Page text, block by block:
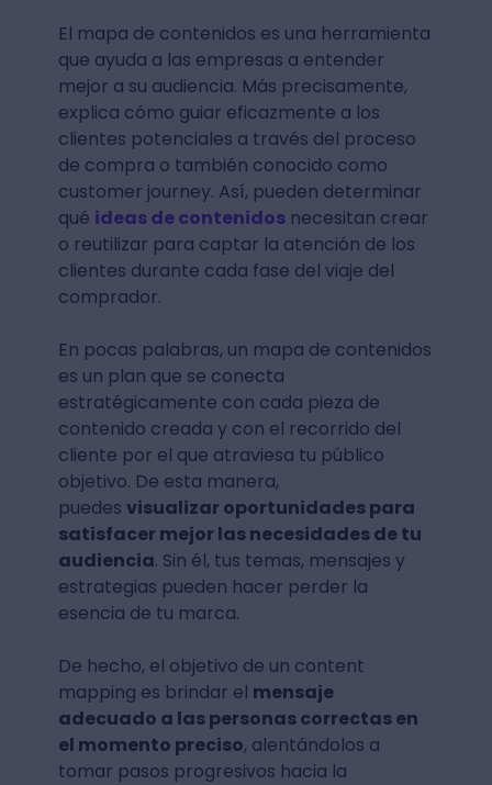
El mapa de contenidos es una herramienta
que ayuda a las empresas a entender
mejor a su audiencia. Más precisamente,
explica cómo guiar eficazmente a los
clientes potenciales a través del proceso
de compra o también conocido como
customer journey. Así, pueden determinar
qué ideas de contenidosnecesitan crear
o reutilizar para captar la atención de los
clientes durante cada fase del viaje del
comprador.
En pocas palabras, un mapa de contenidos
es un plan que se conecta
estratégicamente con cada pieza de
contenido creada y con el recorrido del
cliente por el que atraviesa tu público
objetivo. De esta manera,
puedes visualizar oportunidades para
satisfacer mejor las necesidades de tu
audiencia. Sin él, tus temas, mensajes y
estrategias pueden hacer perder la
esencia de tu marca.
De hecho, el objetivo de un content
mapping es brindar el mensaje
adecuado a las personas correctas en
el momento preciso, alentándolos a
tomar pasos progresivos hacia la